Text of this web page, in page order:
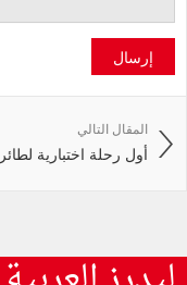
إرسال
المقال التالي
أول رحلة اختبارية